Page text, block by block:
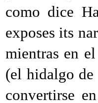
como dice
exposes its
mientras en el
(el hidalgo de
convertirse